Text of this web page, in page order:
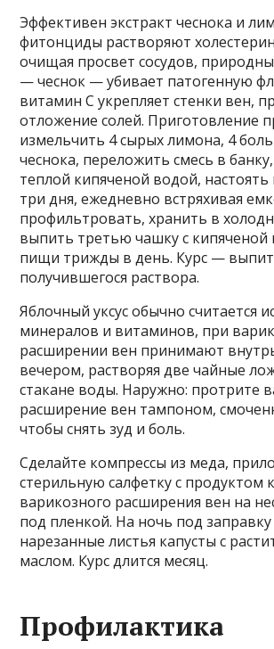
Эффективен экстракт чеснока и
фитонциды растворяют
очищая просвет сосудов,
— чеснок — убивает патогенную
витамин С укрепляет стенки вен,
отложение солей. Приготовление
измельчить 4 сырых лимона, 4
чеснока, переложить смесь в
теплой кипяченой водой,
три дня, ежедневно встряхивая
профильтровать, хранить в
выпить третью чашку с кипяченой
пищи трижды в день. Курс —
получившегося раствора.
Яблочный уксус обычно считается
минералов и витаминов, при
расширении вен принимают
вечером, растворяя две чайные
стакане воды. Наружно: протрите
расширение вен тампоном,
чтобы снять зуд и боль.
Сделайте компрессы из меда,
стерильную салфетку с продуктом
варикозного расширения вен на
под пленкой. На ночь под заправку
нарезанные листья капусты с
маслом. Курс длится месяц.
Профилактика